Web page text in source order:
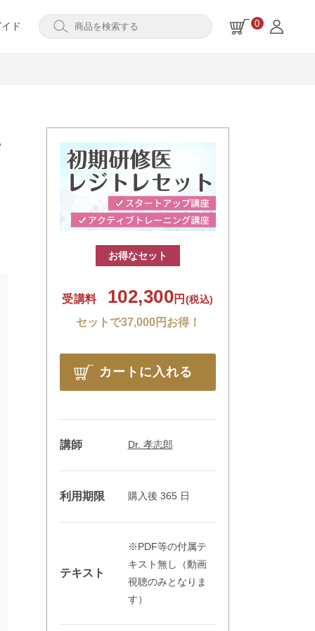
ド 0
お得なセット
受講料 102,300円 (税込)
セットで37,000円お得！
カートに入れる
講師 Dr. 孝志郎
利用期限 購入後 365 日
テキスト
※PDF等の付属テ
キスト無し（動画
視聴のみとなりま
す）